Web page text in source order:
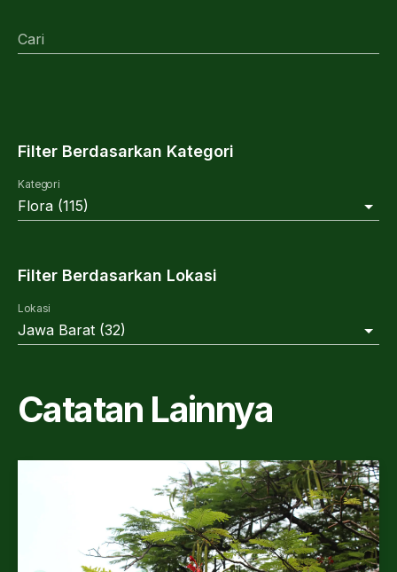
Cari
Filter Berdasarkan Kategori
Kategori
Flora (115)
Filter Berdasarkan Lokasi
Lokasi
Jawa Barat (32)
Catatan Lainnya